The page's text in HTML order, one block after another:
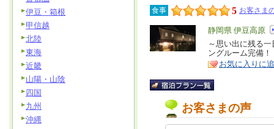
食事 5 お客さま
エ
リ
ア
静岡県 伊豆高原
特
徴
～思い出に残る
ングルーム完備！
お気に入りに
お客さまの声
伊豆・箱根
甲信越
北陸
東海
近畿
山陽・山陰
四国
九州
沖縄